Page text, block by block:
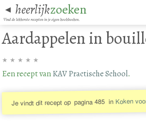
◄ heerlijkzoeken
Vind de lekkerste recepten in je eigen kookboeken.
Aardappelen in
★ ★ ★ ★ ★
Een recept vanKAV Practische School.
Je vindt dit recept op pagina 485 in Koken